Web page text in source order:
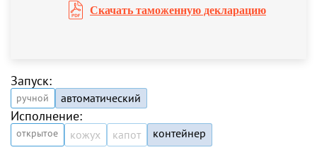
Скачать таможенную декларацию
Запуск:
ручной автоматический
Исполнение:
открытое кожух капот контейнер